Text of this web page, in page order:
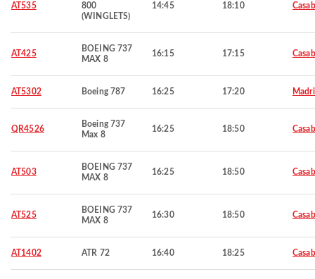
AT535
800
(WINGLETS)
14:45 18:10
AT425
BOEING 737
MAX 8
16:15 17:15
AT5302 Boeing 787 16:25 17:20
QR4526
Boeing 737
Max 8
16:25 18:50
AT503
BOEING 737
MAX 8
16:25 18:50
AT525
BOEING 737
MAX 8
16:30 18:50
AT1402 ATR 72 16:40 18:25